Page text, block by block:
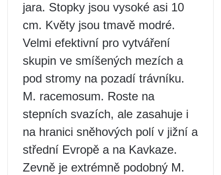
jara. Stopky jsou vysoké asi 10
cm. Květy jsou tmavě modré.
Velmi efektivní pro vytváření
skupin ve smíšených mezích a
pod stromy na pozadí trávníku.
M. racemosum. Roste na
stepních svazích, ale zasahuje i
na hranici sněhových polí v jižní a
střední Evropě a na Kavkaze.
Zevně je extrémně podobný M.